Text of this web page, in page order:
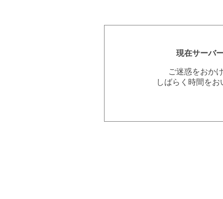
現在サーバ
ご迷惑をおか
しばらく時間を